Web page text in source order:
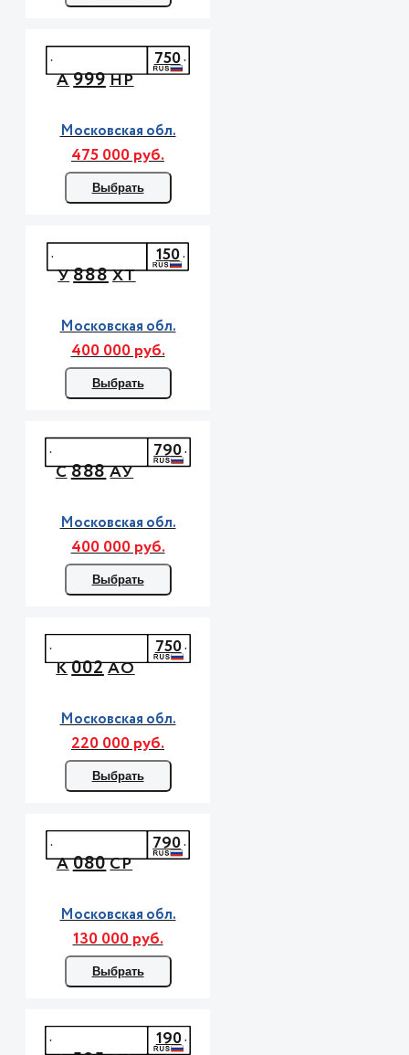
А999НР
750
Московская обл.
475 000 руб.
Выбрать
У888ХТ
150
Московская обл.
400 000 руб.
Выбрать
С888АУ
790
Московская обл.
400 000 руб.
Выбрать
К002АО
750
Московская обл.
220 000 руб.
Выбрать
А080СР
790
Московская обл.
130 000 руб.
Выбрать
190